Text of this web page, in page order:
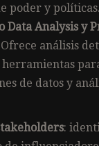
poder y
Data Analysis y
Ofrece análisis
herramientas
de datos y
: